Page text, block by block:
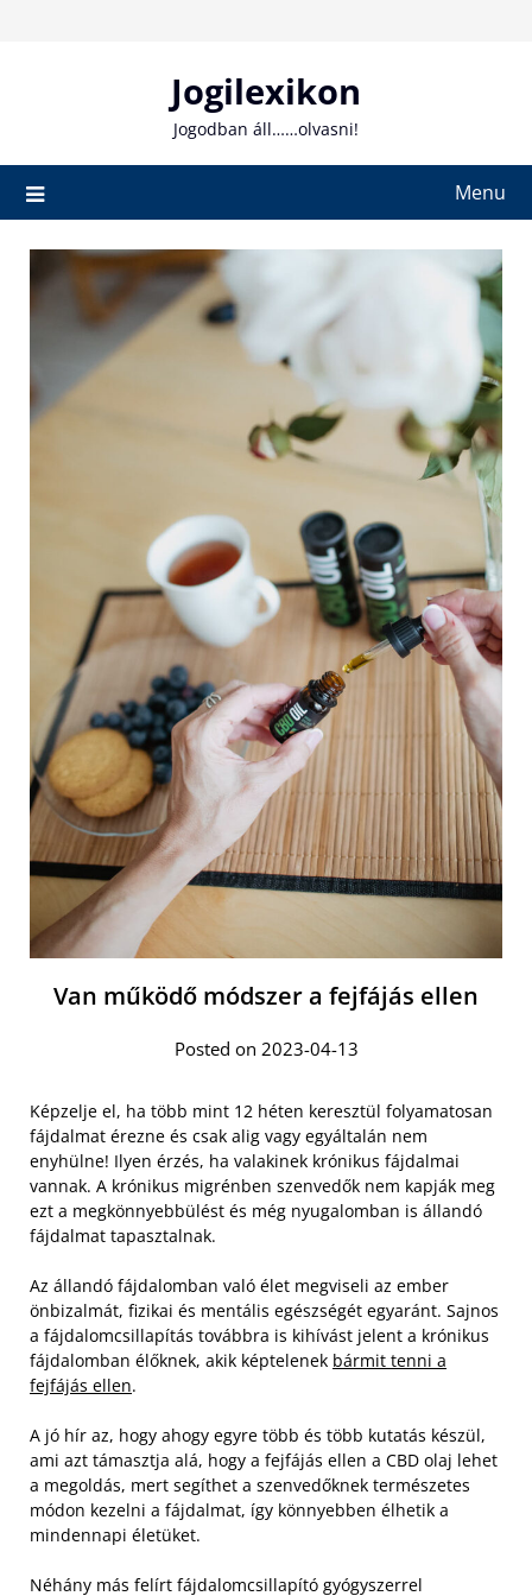
Jogilexikon
Jogodban áll……olvasni!
Menu
Van működő módszer a fejfájás ellen
Posted on 2023-04-13
Képzelje el, ha több mint 12 héten keresztül folyamatosan
fájdalmat érezne és csak alig vagy egyáltalán nem
enyhülne! Ilyen érzés, ha valakinek krónikus fájdalmai
vannak. A krónikus migrénben szenvedők nem kapják meg
ezt a megkönnyebbülést és még nyugalomban is állandó
fájdalmat tapasztalnak.
Az állandó fájdalomban való élet megviseli az ember
önbizalmát, fizikai és mentális egészségét egyaránt. Sajnos
a fájdalomcsillapítás továbbra is kihívást jelent a krónikus
fájdalomban élőknek, akik képtelenek bármit tenni a
fejfájás ellen.
A jó hír az, hogy ahogy egyre több és több kutatás készül,
ami azt támasztja alá, hogy a fejfájás ellen a CBD olaj lehet
a megoldás, mert segíthet a szenvedőknek természetes
módon kezelni a fájdalmat, így könnyebben élhetik a
mindennapi életüket.
Néhány más felírt fájdalomcsillapító gyógyszerrel